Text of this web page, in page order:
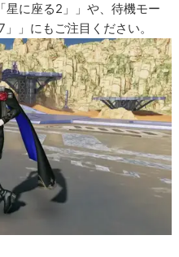
星に座る2」」や、待機モー
」にもご注目ください。